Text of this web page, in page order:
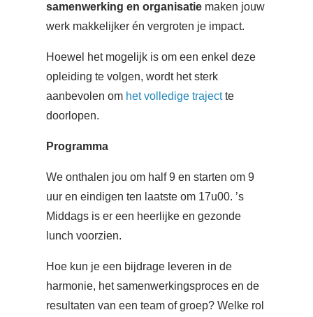
samenwerking en organisatie maken jouw
werk makkelijker én vergroten je impact.
Hoewel het mogelijk is om een enkel deze
opleiding te volgen, wordt het sterk
aanbevolen om het volledige trajectte
doorlopen.
Programma
We onthalen jou om half 9 en starten om 9
uur en eindigen ten laatste om 17u00. ’s
Middags is er een heerlijke en gezonde
lunch voorzien.
Hoe kun je een bijdrage leveren in de
harmonie, het samenwerkingsproces en de
resultaten van een team of groep? Welke rol